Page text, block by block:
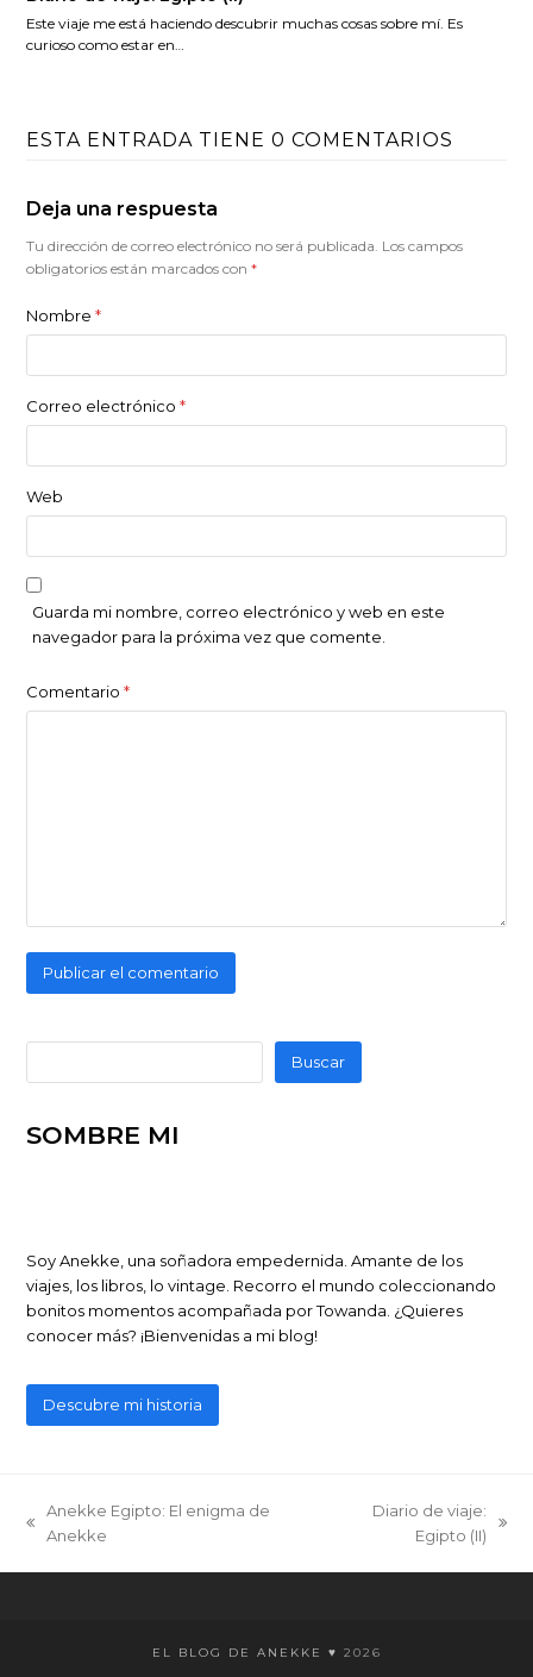
Este viaje me está haciendo descubrir muchas cosas sobre mí. Es
curioso como estar en…
ESTA ENTRADA TIENE 0 COMENTARIOS
Deja una respuesta
Tu dirección de correo electrónico no será publicada. Los campos
obligatorios están marcados con*
Nombre*
Correo electrónico*
Web
Guarda mi nombre, correo electrónico y web en este
navegador para la próxima vez que comente.
Comentario*
Buscar
SOMBRE MI
Soy Anekke, una soñadora empedernida. Amante de los
viajes, los libros, lo vintage. Recorro el mundo coleccionando
bonitos momentos acompañada por Towanda. ¿Quieres
conocer más? ¡Bienvenidas a mi blog!
Descubre mi historia
previous
Anekke Egipto: El enigma de
Anekke
Diario de viaje:
Egipto (II)
EL BLOG DE ANEKKE ♥ 2026